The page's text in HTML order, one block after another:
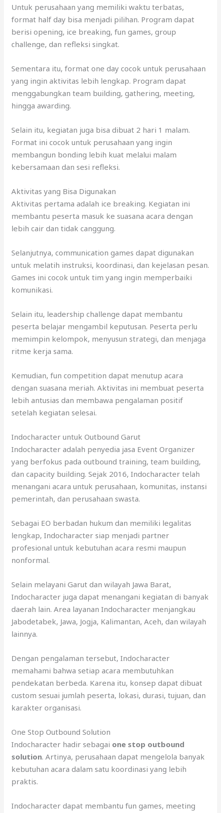
Untuk perusahaan yang memiliki waktu terbatas,
format half day bisa menjadi pilihan. Program dapat
berisi opening, ice breaking, fun games, group
challenge, dan refleksi singkat.
Sementara itu, format one day cocok untuk perusahaan
yang ingin aktivitas lebih lengkap. Program dapat
menggabungkan team building, gathering, meeting,
hingga awarding.
Selain itu, kegiatan juga bisa dibuat 2 hari 1 malam.
Format ini cocok untuk perusahaan yang ingin
membangun bonding lebih kuat melalui malam
kebersamaan dan sesi refleksi.
Aktivitas yang Bisa Digunakan
Aktivitas pertama adalah ice breaking. Kegiatan ini
membantu peserta masuk ke suasana acara dengan
lebih cair dan tidak canggung.
Selanjutnya, communication games dapat digunakan
untuk melatih instruksi, koordinasi, dan kejelasan pesan.
Games ini cocok untuk tim yang ingin memperbaiki
komunikasi.
Selain itu, leadership challenge dapat membantu
peserta belajar mengambil keputusan. Peserta perlu
memimpin kelompok, menyusun strategi, dan menjaga
ritme kerja sama.
Kemudian, fun competition dapat menutup acara
dengan suasana meriah. Aktivitas ini membuat peserta
lebih antusias dan membawa pengalaman positif
setelah kegiatan selesai.
Indocharacter untuk Outbound Garut
Indocharacter adalah penyedia jasa Event Organizer
yang berfokus pada outbound training, team building,
dan capacity building. Sejak 2016, Indocharacter telah
menangani acara untuk perusahaan, komunitas, instansi
pemerintah, dan perusahaan swasta.
Sebagai EO berbadan hukum dan memiliki legalitas
lengkap, Indocharacter siap menjadi partner
profesional untuk kebutuhan acara resmi maupun
nonformal.
Selain melayani Garut dan wilayah Jawa Barat,
Indocharacter juga dapat menangani kegiatan di banyak
daerah lain. Area layanan Indocharacter menjangkau
Jabodetabek, Jawa, Jogja, Kalimantan, Aceh, dan wilayah
lainnya.
Dengan pengalaman tersebut, Indocharacter
memahami bahwa setiap acara membutuhkan
pendekatan berbeda. Karena itu, konsep dapat dibuat
custom sesuai jumlah peserta, lokasi, durasi, tujuan, dan
karakter organisasi.
One Stop Outbound Solution
Indocharacter hadir sebagai one stop outbound
solution. Artinya, perusahaan dapat mengelola banyak
kebutuhan acara dalam satu koordinasi yang lebih
praktis.
Indocharacter dapat membantu fun games, meeting